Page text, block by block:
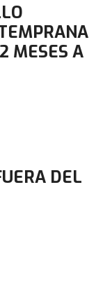
MESES A
DEL